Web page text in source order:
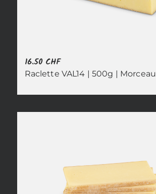
16.50 CHF
Raclette VAL14 | 500g | Morceau